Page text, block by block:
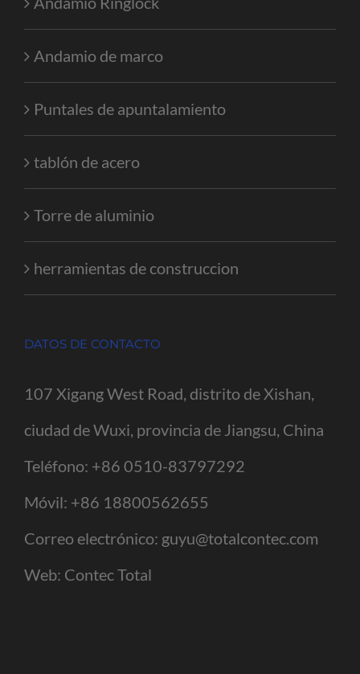
Andamio de marco
Puntales de apuntalamiento
tablón de acero
Torre de aluminio
herramientas de construccion
DATOS DE CONTACTO
107 Xigang West Road, distrito de Xishan,
ciudad de Wuxi, provincia de Jiangsu, China
Teléfono: +86 0510-83797292
Móvil: +86 18800562655
Correo electrónico: guyu@totalcontec.com
Web: Contec Total